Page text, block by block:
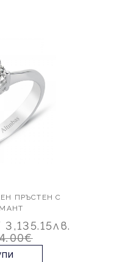
ПРЪСТЕН С